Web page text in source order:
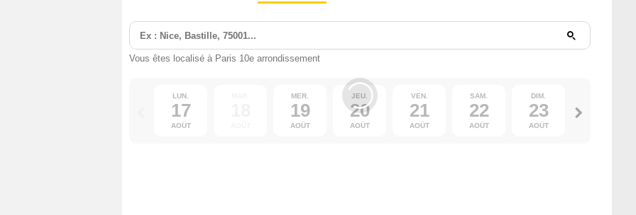
Vous êtes localisé à Paris 10e arrondissement
LUN.
17
AOÛT
MER.
19
AOÛT
JEU.
20
AOÛT
VEN.
21
AOÛT
SAM.
22
AOÛT
DIM.
23
AOÛT